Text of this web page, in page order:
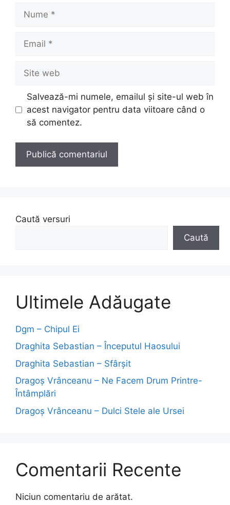
Nume
Email
Site
web
Salvează-mi numele, emailul și site-ul web în
acest navigator pentru data viitoare când o
să comentez.
Caută versuri
Caută
Ultimele Adăugate
Dgm – Chipul Ei
Draghita Sebastian – Începutul Haosului
Draghita Sebastian – Sfârșit
Dragoş Vrânceanu – Ne Facem Drum Printre-
Întâmplări
Dragoş Vrânceanu – Dulci Stele ale Ursei
Comentarii Recente
Niciun comentariu de arătat.